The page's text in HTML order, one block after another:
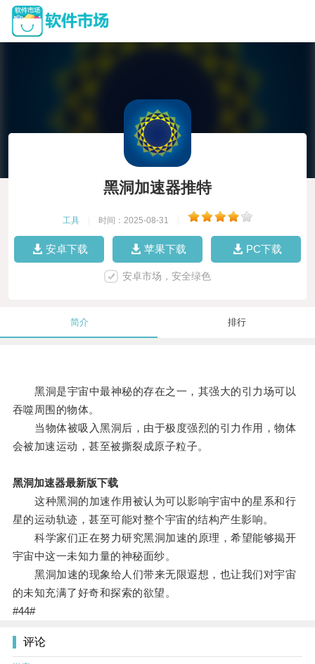
黑洞加速器推特
工具 时间：2025-08-31
安卓下载 苹果下载 PC下载
安卓市场，安全绿色
简介 排行
黑洞是宇宙中最神秘的存在之一，其强大的引力场可以
吞噬周围的物体。
当物体被吸入黑洞后，由于极度强烈的引力作用，物体
会被加速运动，甚至被撕裂成原子粒子。
黑洞加速器最新版下载
这种黑洞的加速作用被认为可以影响宇宙中的星系和行
星的运动轨迹，甚至可能对整个宇宙的结构产生影响。
科学家们正在努力研究黑洞加速的原理，希望能够揭开
宇宙中这一未知力量的神秘面纱。
黑洞加速的现象给人们带来无限遐想，也让我们对宇宙
的未知充满了好奇和探索的欲望。
#44#
评论